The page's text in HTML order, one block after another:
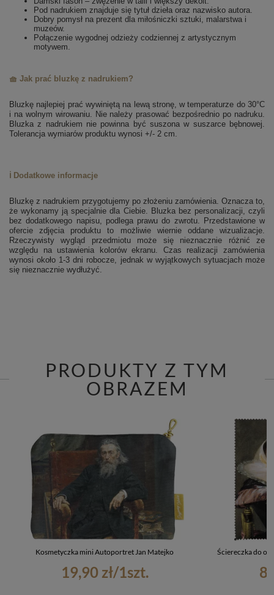
Pod nadrukiem znajduje się tytuł dzieła oraz nazwisko autora.
Dobry pomysł na prezent dla miłośniczki sztuki, malarstwa i
muzeów.
Połączenie wygodnej odzieży codziennej z artystycznym
motywem.
🧺 Jak prać bluzkę z nadrukiem?
Bluzkę najlepiej prać wywiniętą na lewą stronę, w temperaturze do 30°C
i na wolnym wirowaniu. Nie należy prasować bezpośrednio po nadruku.
Bluzka z nadrukiem nie powinna być suszona w suszarce bębnowej.
Tolerancja wymiarów produktu wynosi +/- 2 cm.
ℹ️ Dodatkowe informacje
Bluzkę z nadrukiem przygotujemy po złożeniu zamówienia. Oznacza to,
że wykonamy ją specjalnie dla Ciebie. Bluzka bez personalizacji, czyli
bez dodatkowego napisu, podlega prawu do zwrotu. Przedstawione w
ofercie zdjęcia produktu to możliwie wiernie oddane wizualizacje.
Rzeczywisty wygląd przedmiotu może się nieznacznie różnić ze
względu na ustawienia kolorów ekranu. Czas realizacji zamówienia
wynosi około 1-3 dni robocze, jednak w wyjątkowych sytuacjach może
się nieznacznie wydłużyć.
PRODUKTY Z TYM
OBRAZEM
Kosmetyczka mini Autoportret Jan Matejko
19,90 zł/1szt.
Ściereczka do